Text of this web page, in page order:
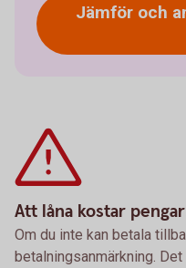
Jämför och
Att låna kostar
Om du inte kan betala
betalningsanmärkning.